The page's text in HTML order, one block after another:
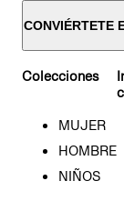
CONVIÉRTETE
Colecciones
MUJER
HOMBRE
NIÑOS